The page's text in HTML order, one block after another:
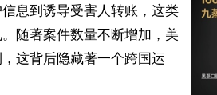
息到诱导受害人转账，这类
随著案件数量不断增加，美
这背后隐藏著一个跨国运